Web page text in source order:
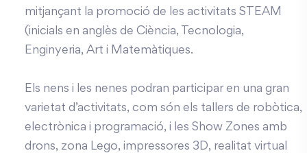
mitjançant la promoció de les activitats STEAM
(inicials en anglès de Ciència, Tecnologia,
Enginyeria, Art i Matemàtiques.
Els nens i les nenes podran participar en una gran
varietat d’activitats, com són els tallers de robòtica,
electrònica i programació, i les Show Zones amb
drons, zona Lego, impressores 3D, realitat virtual